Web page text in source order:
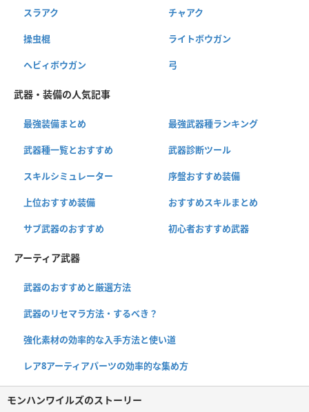
スラアク チャアク
操虫棍 ライトボウガン
ヘビィボウガン 弓
武器・装備の人気記事
最強装備まとめ 最強武器種ランキング
武器種一覧とおすすめ 武器診断ツール
スキルシミュレーター 序盤おすすめ装備
上位おすすめ装備 おすすめスキルまとめ
サブ武器のおすすめ 初心者おすすめ武器
アーティア武器
武器のおすすめと厳選方法
武器のリセマラ方法・するべき？
強化素材の効率的な入手方法と使い道
レア8アーティアパーツの効率的な集め方
モンハンワイルズのストーリー